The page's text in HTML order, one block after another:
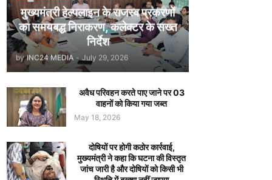
मुख्यमंत्री हेल्पलाइन के राजस्व प्रकरणों
का समयबद्ध निराकरण, कलेक्टर के सख्त
निर्देश
by INC24 MEDIA - July 29, 2026
अवैध परिवहन करते पाए जाने पर 03
वाहनों को किया गया जब्त
May 18, 2026
दोषियों पर होगी कठोर कार्रवाई,
मुख्यमंत्री ने कहा कि घटना की विस्तृत
जांच जारी है और दोषियों को किसी भी